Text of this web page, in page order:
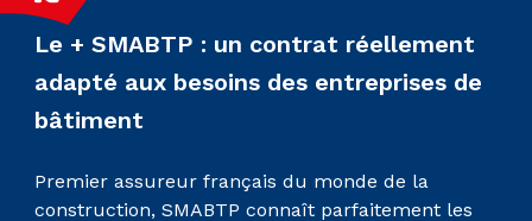
Le + SMABTP : un contrat réellement
adapté aux besoins des entreprises de
bâtiment
Premier assureur français du monde de la
construction, SMABTP connaît parfaitement les